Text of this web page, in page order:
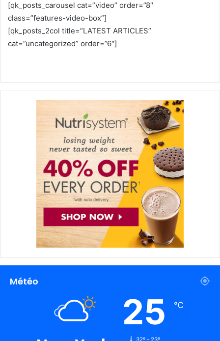
[qk_posts_carousel cat=”video” order=”8″
class=”features-video-box”]
[qk_posts_2col title=”LATEST ARTICLES”
cat=”uncategorized” order=”6″]
Météo
25 ℃
32º - 23º